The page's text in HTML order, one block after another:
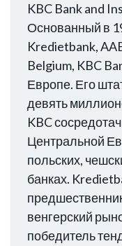
KBC Bank and
Основанный в
Kredietbank,
Belgium, KBC
Европе. Его
девять
KBC
Центральной
польских,
банках.
венгерский
победитель